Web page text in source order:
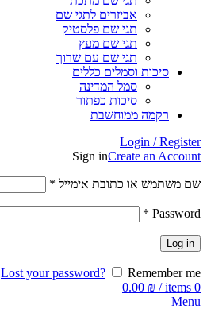
אביזרים לתגי שם
תגי שם פלסטיק
תגי שם מעץ
תגי שם עם שרוך
סיכות וסמלים כללים
סמל המדינה
סיכות כפתור
רקמה ממוחשבת
Login / Register
Sign inCreate an Account
שם משתמש או כתובת אימייל *
Password
*
Log in
Lost your password?
Remember me
0
items
/
0.00 ₪
Menu